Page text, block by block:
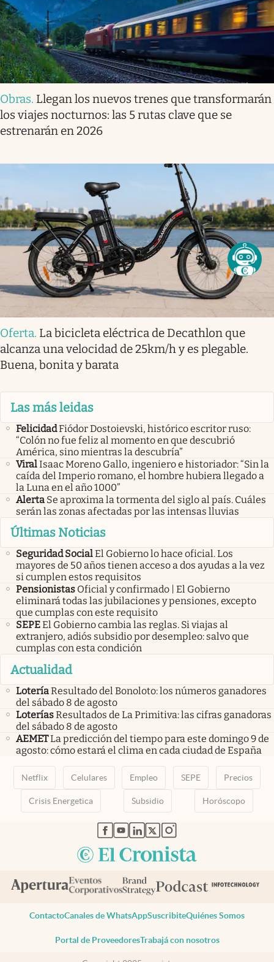
Obras. Llegan los nuevos trenes que transformarán
los viajes nocturnos: las 5 rutas clave que se
estrenarán en 2026
Oferta. La bicicleta eléctrica de Decathlon que
alcanza una velocidad de 25km/h y es plegable.
Buena, bonita y barata
Las más leidas
FelicidadFiódor Dostoievski, histórico escritor ruso:
“Colón no fue feliz al momento en que descubrió
América, sino mientras la descubría”
ViralIsaac Moreno Gallo, ingeniero e historiador: “Sin la
caída del Imperio romano, el hombre hubiera llegado a
la Luna en el año 1000”
Alerta Se aproxima la tormenta del siglo al país. Cuáles
serán las zonas afectadas por las intensas lluvias
Últimas Noticias
Seguridad SocialEl Gobierno lo hace oficial. Los
mayores de 50 años tienen acceso a dos ayudas a la vez
si cumplen estos requisitos
Pensionistas Oficial y confirmado | El Gobierno
eliminará todas las jubilaciones y pensiones, excepto
que cumplas con este requisito
SEPEEl Gobierno cambia las reglas. Si viajas al
extranjero, adiós subsidio por desempleo: salvo que
cumplas con esta condición
Actualidad
LoteríaResultado del Bonoloto: los números ganadores
del sábado 8 de agosto
LoteríasResultados de La Primitiva: las cifras ganadoras
del sábado 8 de agosto
AEMETLa predicción del tiempo para este domingo 9 de
agosto: cómo estará el clima en cada ciudad de España
Netflix Celulares Empleo SEPE Precios
Crisis Energetica Subsidio Horóscopo
abre en nueva pestaña
abre en nueva pestaña
abre en nueva pestaña
abre en nueva pestaña
abre en nueva pestaña
ContactoCanales de WhatsAppSuscribiteQuiénes Somos
Portal de ProveedoresTrabajá con nosotros